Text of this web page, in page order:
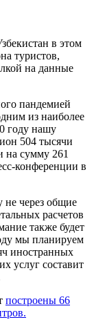
в этом
туристов,
на данные
пандемией
из наиболее
году нашу
504 тысячи
на сумму 261
конференции в
не через общие
расчетов
также будет
мы планируем
иностранных
услуг составит
построены 66